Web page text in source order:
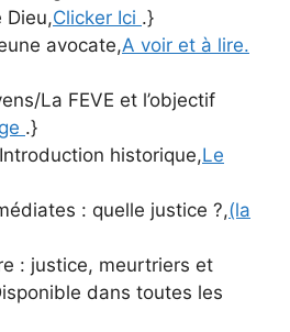
Dieu,Clicker Ici .}
avocate,A voir et à lire.
La FEVE et l’objectif
.}
historique,Le
: quelle justice ?,(la
: justice, meurtriers et
dans toutes les